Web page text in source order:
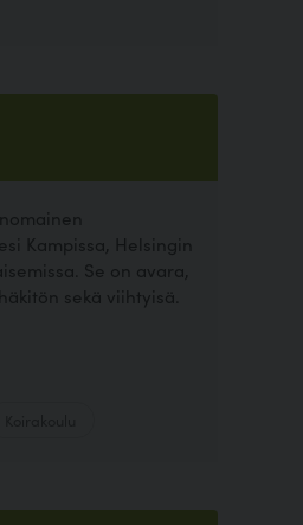
Kampissa, Helsingin
Se on avara,
sekä viihtyisä.